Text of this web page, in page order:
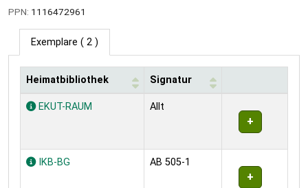
PPN: 1116472961
Exemplare ( 2 )
Exemplare
Heimatbibliothek Signatur
EKUT-RAUM Allt
IKB-BG AB 505-1